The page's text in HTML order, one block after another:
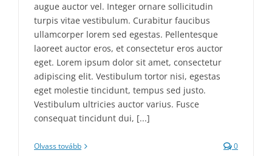
augue auctor vel. Integer ornare sollicitudin
turpis vitae vestibulum. Curabitur faucibus
ullamcorper lorem sed egestas. Pellentesque
laoreet auctor eros, et consectetur eros auctor
eget. Lorem ipsum dolor sit amet, consectetur
adipiscing elit. Vestibulum tortor nisi, egestas
eget molestie tincidunt, tempus sed justo.
Vestibulum ultricies auctor varius. Fusce
consequat tincidunt dui, [...]
Olvass tovább 0